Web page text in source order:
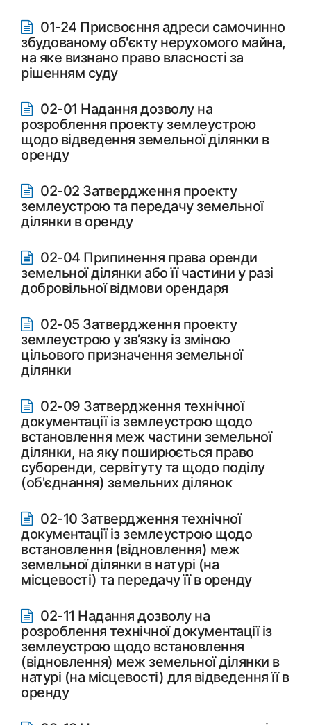
01-24 Присвоєння адреси самочинно
збудованому об'єкту нерухомого майна,
на яке визнано право власності за
рішенням суду
02-01 Надання дозволу на
розроблення проекту землеустрою
щодо відведення земельної ділянки в
оренду
02-02 Затвердження проекту
землеустрою та передачу земельної
ділянки в оренду
02-04 Припинення права оренди
земельної ділянки або її частини у разі
добровільної відмови орендаря
02-05 Затвердження проекту
землеустрою у зв’язку із зміною
цільового призначення земельної
ділянки
02-09 Затвердження технічної
документації із землеустрою щодо
встановлення меж частини земельної
ділянки, на яку поширюється право
суборенди, сервітуту та щодо поділу
(об'єднання) земельних ділянок
02-10 Затвердження технічної
документації із землеустрою щодо
встановлення (відновлення) меж
земельної ділянки в натурі (на
місцевості) та передачу її в оренду
02-11 Надання дозволу на
розроблення технічної документації із
землеустрою щодо встановлення
(відновлення) меж земельної ділянки в
натурі (на місцевості) для відведення її в
оренду